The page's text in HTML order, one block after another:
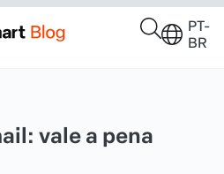
PT-
BR
vale a pena